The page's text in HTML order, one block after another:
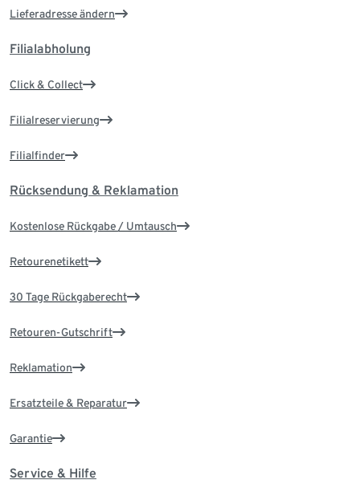
Lieferadresse ändern
Filialabholung
Click & Collect
Filialreservierung
Filialfinder
Rücksendung & Reklamation
Kostenlose Rückgabe / Umtausch
Retourenetikett
30 Tage Rückgaberecht
Retouren-Gutschrift
Reklamation
Ersatzteile & Reparatur
Garantie
Service & Hilfe